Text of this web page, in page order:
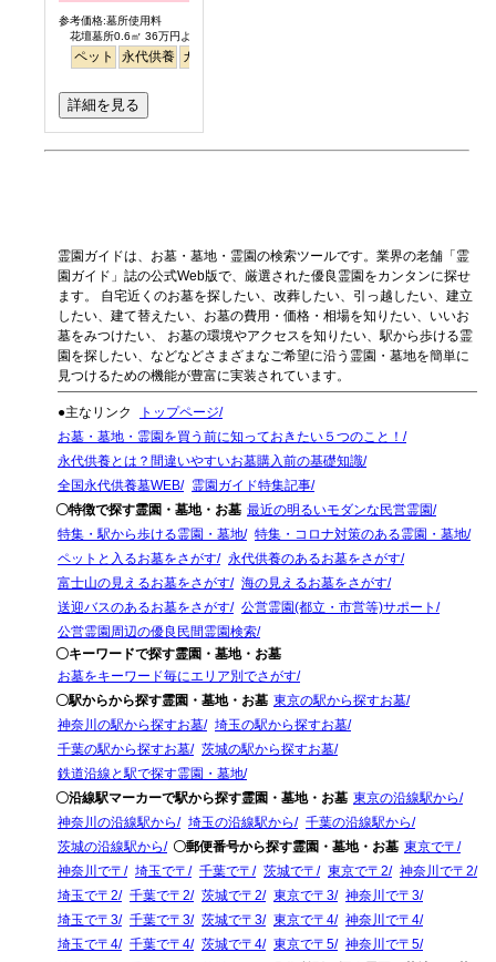
参考価格:墓所使用料
花壇墓所0.6㎡ 36万円より
ペット 永代供養 ガーデニング
詳細を見る
霊園ガイドは、お墓・墓地・霊園の検索ツールです。業界の老舗「霊
園ガイド」誌の公式Web版で、厳選された優良霊園をカンタンに探せ
ます。 自宅近くのお墓を探したい、改葬したい、引っ越したい、建立
したい、建て替えたい、お墓の費用・価格・相場を知りたい、いいお
墓をみつけたい、 お墓の環境やアクセスを知りたい、駅から歩ける霊
園を探したい、などなどさまざまなご希望に沿う霊園・墓地を簡単に
見つけるための機能が豊富に実装されています。
●主なリンク
トップページ
お墓・墓地・霊園を買う前に知っておきたい５つのこと！
永代供養とは？間違いやすいお墓購入前の基礎知識
全国永代供養墓WEB
霊園ガイド特集記事
〇特徴で探す霊園・墓地・お墓 最近の明るいモダンな民営霊園
特集・駅から歩ける霊園・墓地
特集・コロナ対策のある霊園・墓地
ペットと入るお墓をさがす
永代供養のあるお墓をさがす
富士山の見えるお墓をさがす
海の見えるお墓をさがす
送迎バスのあるお墓をさがす
公営霊園(都立・市営等)サポート
公営霊園周辺の優良民間霊園検索
〇キーワードで探す霊園・墓地・お墓
お墓をキーワード毎にエリア別でさがす
〇駅からから探す霊園・墓地・お墓 東京の駅から探すお墓
神奈川の駅から探すお墓
埼玉の駅から探すお墓
千葉の駅から探すお墓
茨城の駅から探すお墓
鉄道沿線と駅で探す霊園・墓地
〇沿線駅マーカーで駅から探す霊園・墓地・お墓 東京の沿線駅から
神奈川の沿線駅から
埼玉の沿線駅から
千葉の沿線駅から
茨城の沿線駅から
〇郵便番号から探す霊園・墓地・お墓 東京で〒
神奈川で〒
埼玉で〒 千葉で〒 茨城で〒 東京で〒2
神奈川で〒2
埼玉で〒2
千葉で〒2 茨城で〒2 東京で〒3
神奈川で〒3
埼玉で〒3
千葉で〒3 茨城で〒3 東京で〒4
神奈川で〒4
埼玉で〒4
千葉で〒4 茨城で〒4 東京で〒5
神奈川で〒5